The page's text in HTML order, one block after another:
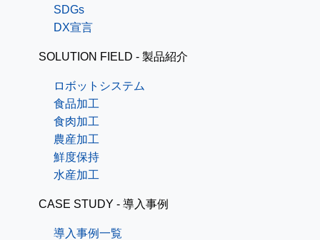
SDGs
DX宣言
SOLUTION FIELD - 製品紹介
ロボットシステム
食品加工
食肉加工
農産加工
鮮度保持
水産加工
CASE STUDY - 導入事例
導入事例一覧